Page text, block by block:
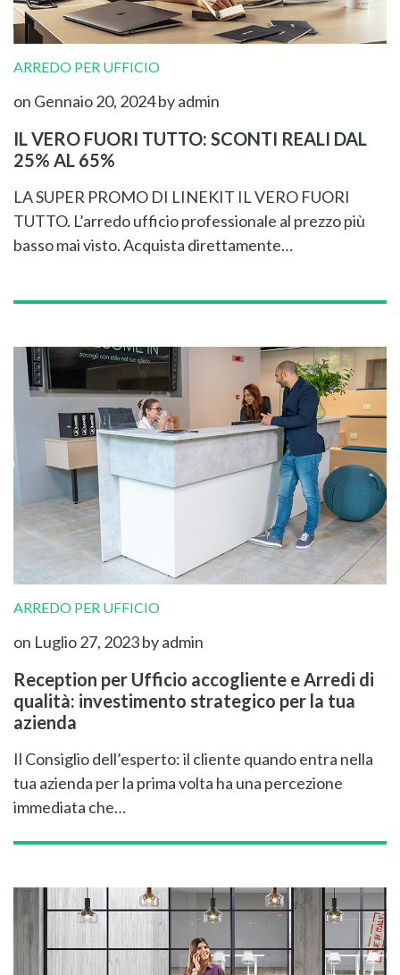
ARREDO PER UFFICIO
on Gennaio 20, 2024by admin
IL VERO FUORI TUTTO: SCONTI REALI DAL
25% AL 65%
LA SUPER PROMO DI LINEKIT IL VERO FUORI
TUTTO. L’arredo ufficio professionale al prezzo più
basso mai visto. Acquista direttamente…
ARREDO PER UFFICIO
on Luglio 27, 2023by admin
Reception per Ufficio accogliente e Arredi di
qualità: investimento strategico per la tua
azienda
Il Consiglio dell’esperto: il cliente quando entra nella
tua azienda per la prima volta ha una percezione
immediata che…